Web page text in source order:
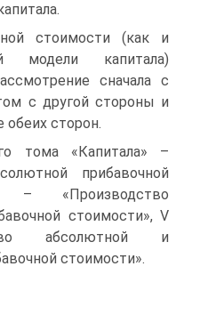
стоимости (как и
модели капитала)
сначала с
с другой стороны и
обеих сторон.
тома «Капитала» –
прибавочной
– «Производство
стоимости», V
абсолютной и
стоимости».